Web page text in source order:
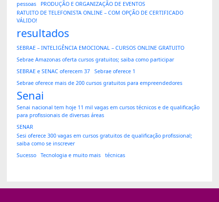
pessoas
PRODUÇÃO E ORGANIZAÇÃO DE EVENTOS
RATUITO DE TELEFONISTA ONLINE – COM OPÇÃO DE CERTIFICADO
VÁLIDO!
resultados
SEBRAE – INTELIGÊNCIA EMOCIONAL – CURSOS ONLINE GRATUITO
Sebrae Amazonas oferta cursos gratuitos; saiba como participar
SEBRAE e SENAC oferecem 37
Sebrae oferece 1
Sebrae oferece mais de 200 cursos gratuitos para empreendedores
Senai
Senai nacional tem hoje 11 mil vagas em cursos técnicos e de qualificação
para profissionais de diversas áreas
SENAR
Sesi oferece 300 vagas em cursos gratuitos de qualificação profissional;
saiba como se inscrever
Sucesso
Tecnologia e muito mais técnicas